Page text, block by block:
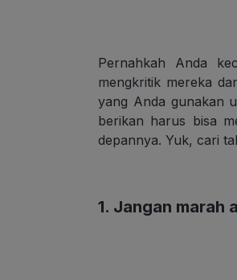
Pernahkah Anda
mengkritik mereka
yang Anda gunakan
berikan harus bisa
depannya. Yuk, cari
1. Jangan marah